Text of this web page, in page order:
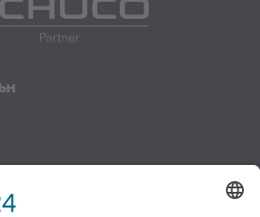
0
30